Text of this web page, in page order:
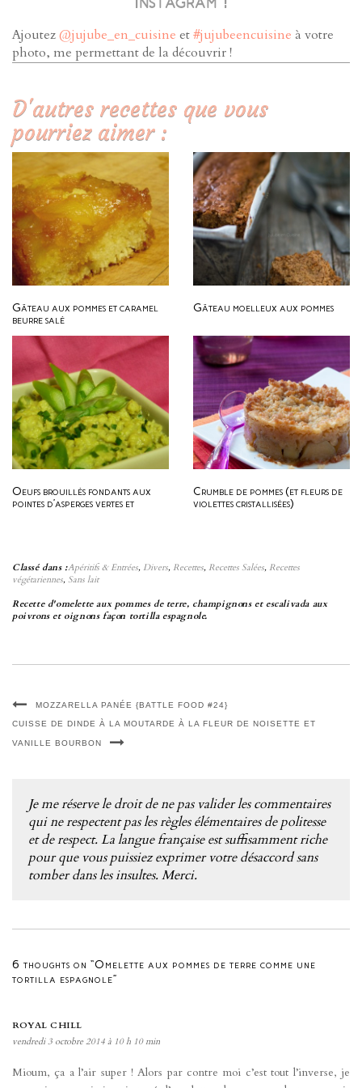
Ajoutez@jujube_en_cuisine et#jujubeencuisine à votre
photo, me permettant de la découvrir !
D'autres recettes que vous
pourriez aimer :
Gâteau aux pommes et caramel
beurre salé
Gâteau moelleux aux pommes
Oeufs brouillés fondants aux
pointes d’asperges vertes et
Crumble de pommes (et fleurs de
violettes cristallisées)
Classé dans :Apéritifs & Entrées, Divers, Recettes, Recettes Salées, Recettes
végétariennes, Sans lait
Recette d'omelette aux pommes de terre, champignons et escalivada aux
poivrons et oignons façon tortilla espagnole.
MOZZARELLA PANÉE {BATTLE FOOD #24}
CUISSE DE DINDE À LA MOUTARDE À LA FLEUR DE NOISETTE ET
VANILLE BOURBON
Je me réserve le droit de ne pas valider les commentaires
qui ne respectent pas les règles élémentaires de politesse
et de respect. La langue française est suffisamment riche
pour que vous puissiez exprimer votre désaccord sans
tomber dans les insultes. Merci.
6 thoughts on “Omelette aux pommes de terre comme une
tortilla espagnole”
ROYAL CHILL
vendredi 3 octobre 2014 à 10 h 10 min
Mioum, ça a l’air super ! Alors par contre moi c’est tout l’inverse, je